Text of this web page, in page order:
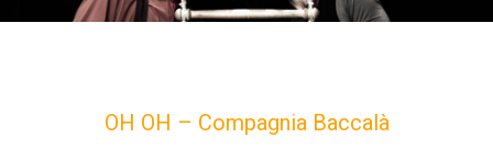
OH OH – Compagnia Baccalà